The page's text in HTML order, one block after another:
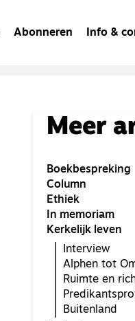
Abonneren Info &
Meer
Boekbespreking
Column
Ethiek
In memoriam
Kerkelijk leven
Interview
Alphen tot
Ruimte en
Buitenland